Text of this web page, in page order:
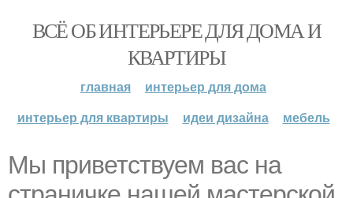
ВСЁ ОБ ИНТЕРЬЕРЕ ДЛЯ ДОМА И
КВАРТИРЫ
главная
интерьер для дома
интерьер для квартиры
идеи дизайна мебель
Мы приветствуем вас на